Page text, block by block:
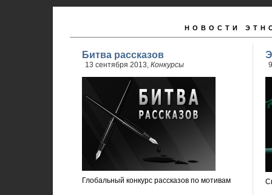
НОВОСТИ
Битва рассказов
13 сентября 2013, Конкурсы
Глобальный конкурс рассказов по мотивам